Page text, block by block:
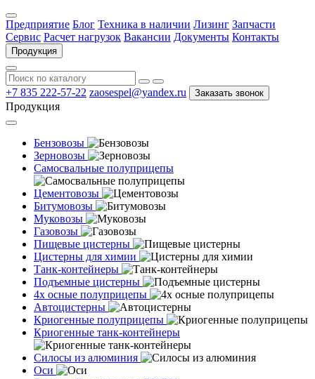
Предприятие Блог Техника в наличии Лизинг Запчасти
Сервис Расчет нагрузок Вакансии Документы Контакты
Продукция
+7 835 222-57-22 zaosespel@yandex.ru Заказать звонок
Продукция
Бензовозы
Зерновозы
Самосвальные полуприцепы
Цементовозы
Битумовозы
Муковозы
Газовозы
Пищевые цистерны
Цистерны для химии
Танк-контейнеры
Подъемные цистерны
4х осные полуприцепы
Автоцистерны
Криогенные полуприцепы
Криогенные танк-контейнеры
Силосы из алюминия
Оси